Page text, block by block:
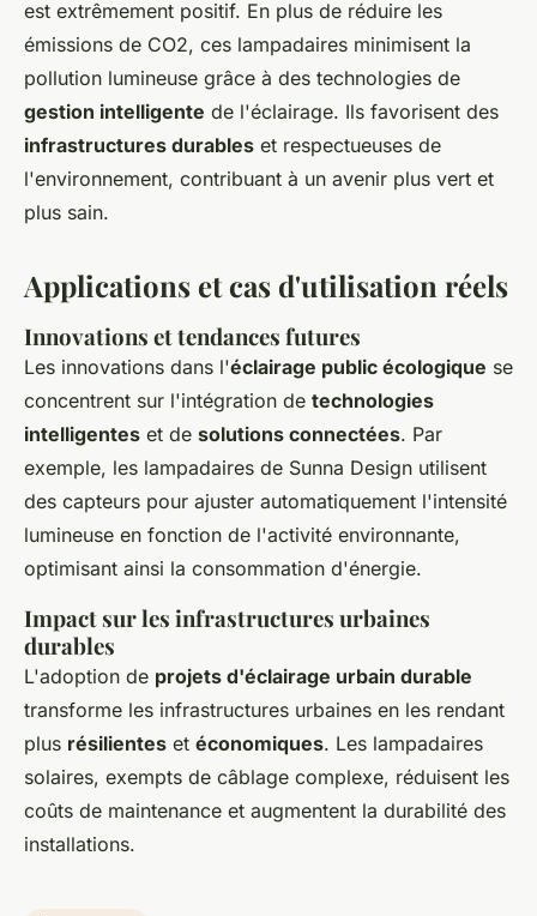
est extrêmement positif. En plus de réduire les
émissions de CO2, ces lampadaires minimisent la
pollution lumineuse grâce à des technologies de
gestion intelligente de l'éclairage. Ils favorisent des
infrastructures durables et respectueuses de
l'environnement, contribuant à un avenir plus vert et
plus sain.
Applications et cas d'utilisation réels
Innovations et tendances futures
Les innovations dans l'éclairage public écologique se
concentrent sur l'intégration de technologies
intelligentes et de solutions connectées. Par
exemple, les lampadaires de Sunna Design utilisent
des capteurs pour ajuster automatiquement l'intensité
lumineuse en fonction de l'activité environnante,
optimisant ainsi la consommation d'énergie.
Impact sur les infrastructures urbaines
durables
L'adoption de projets d'éclairage urbain durable
transforme les infrastructures urbaines en les rendant
plus résilientes et économiques. Les lampadaires
solaires, exempts de câblage complexe, réduisent les
coûts de maintenance et augmentent la durabilité des
installations.